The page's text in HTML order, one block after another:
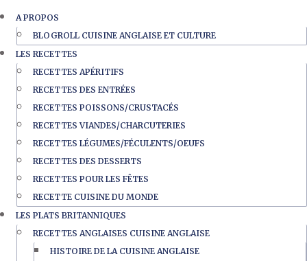
A PROPOS
BLOGROLL CUISINE ANGLAISE ET CULTURE
LES RECETTES
RECETTES APÉRITIFS
RECETTES DES ENTRÉES
RECETTES POISSONS/CRUSTACÉS
RECETTES VIANDES/CHARCUTERIES
RECETTES LÉGUMES/FÉCULENTS/OEUFS
RECETTES DES DESSERTS
RECETTES POUR LES FÊTES
RECETTE CUISINE DU MONDE
LES PLATS BRITANNIQUES
RECETTES ANGLAISES CUISINE ANGLAISE
HISTOIRE DE LA CUISINE ANGLAISE